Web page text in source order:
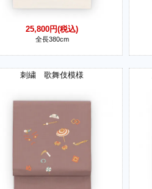
25,800円(税込)
全長380cm
刺繍 歌舞伎模様